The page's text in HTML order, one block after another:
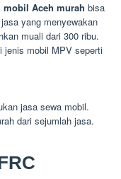
mobil Aceh murah bisa
yang menyewakan
muali dari 300 ribu.
jenis mobil MPV seperti
jasa sewa mobil.
dari sejumlah jasa.